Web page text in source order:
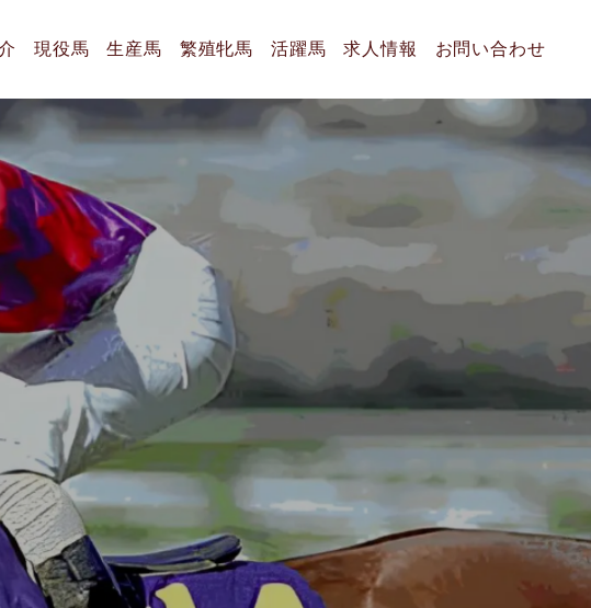
現役馬 生産馬 繁殖牝馬 活躍馬 求人情報 お問い合わせ